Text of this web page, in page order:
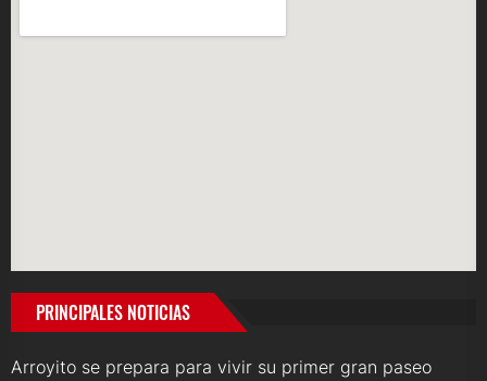
PRINCIPALES NOTICIAS
Arroyito se prepara para vivir su primer gran paseo